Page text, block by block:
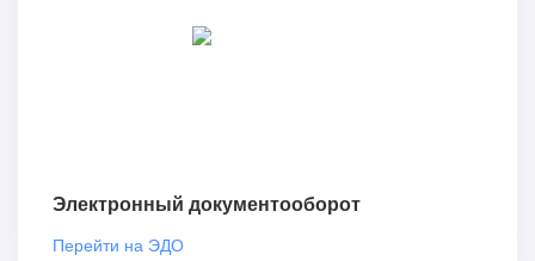
Электронный документооборот
Перейти на ЭДО